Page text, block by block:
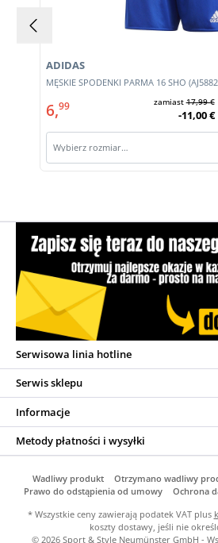
MĘSKIE SPODENKI PARMA 16 SHO
ADIDAS
6,99 zamiast17,99 €
-11,00 €
Wybierz rozmiar…
Serwisowa linia hotline
Serwis sklepu
Informacje
Metody płatności i wysyłki
Wadliwy produkt Otrzymano wadliwy
Prawo do odstąpienia od umowy
Ochrona
* Wszystkie ceny zawierają podatek VAT plus
koszty dostawy, jeśli nie
© 2026 Sport & Style Neumünster GmbH -